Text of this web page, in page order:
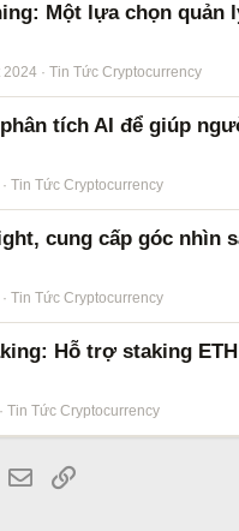
Một lựa chọn
2024 Tin Tức Cryptocurrency
tích AI để giúp
Tin Tức Cryptocurrency
cung cấp góc nhìn
Tin Tức Cryptocurrency
Hỗ trợ staking
Tin Tức Cryptocurrency
WhatsApp
Email